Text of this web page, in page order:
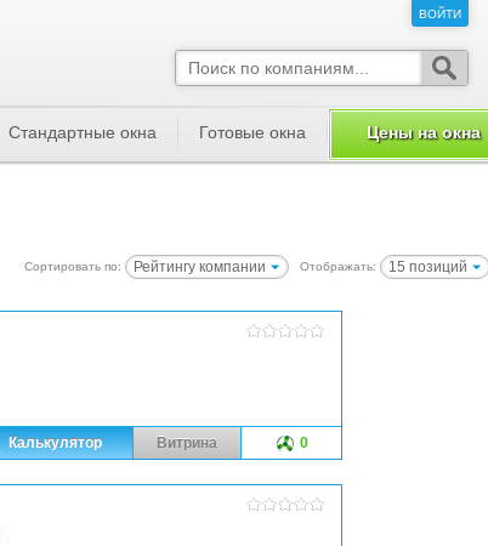
Сортировать по: Рейтингу компании Отображать: 15 позиций
Калькулятор Витрина 0
ВОЙТИ
Стандартные окна Готовые окна Цены на окна
ВОЙТИ